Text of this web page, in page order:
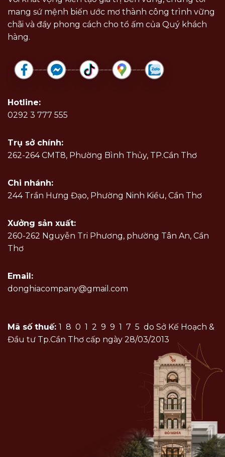
mang sứ mệnh biến ước mơ thành công trình vững
chãi và đầy phong cách cho tổ ấm của Quý khách
hàng.
Hotline:
0292 3 777 555
Trụ sở chính:
262-264 CMT8, Phường Bình Thủy, TP.Cần Thơ
Chi nhánh:
244 Trần Hưng Đạo, Phường Ninh Kiều, Cần Thơ
Xưởng sản xuất:
260-262 Nguyễn Tri Phương, phường Tân An, Cần
Thơ
Email:
donghiacompany@gmail.com
Mã số thuế: 1801299175 do Sở Kế Hoạch &
Đầu tư Tp.Cần Thơ cấp ngày 28/03/2013